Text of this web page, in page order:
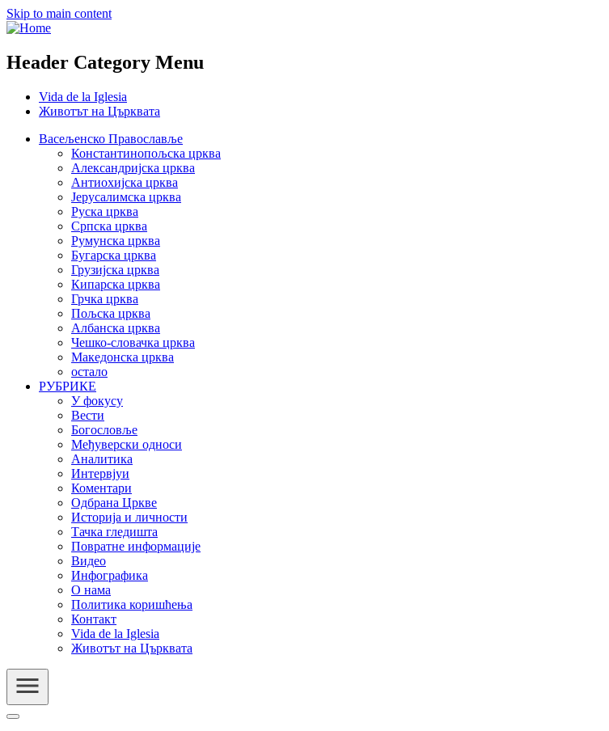
Skip to main content
Header Category Menu
Vida de la Iglesia
Животът на Църквата
Васељенско Православље
Константинопољска црква
Александријска црква
Антиохијска црква
Јерусалимска црква
Руска црква
Српска црква
Румунска црква
Бугарска црква
Грузијска црква
Кипарска црква
Грчка црква
Пољска црква
Албанска црква
Чешко-словачка црква
Македонска црква
остало
РУБРИКЕ
У фокусу
Вести
Богословље
Међуверски односи
Аналитика
Интервјуи
Коментари
Одбрана Цркве
Историја и личности
Тачка гледишта
Повратне информације
Видео
Инфографика
О нама
Политика коришћења
Контакт
Vida de la Iglesia
Животът на Църквата